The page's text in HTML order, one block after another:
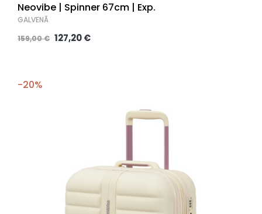
Neovibe | Spinner 67cm | Exp.
GALVENĀ
159,00 € 127,20 €
-20%